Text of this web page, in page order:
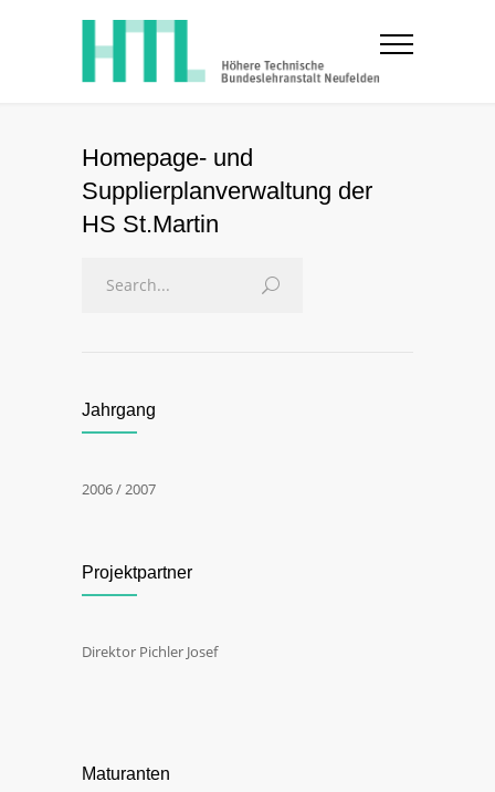
Homepage- und
Supplierplanverwaltung der
HS St.Martin
Jahrgang
2006 / 2007
Projektpartner
Direktor Pichler Josef
Maturanten